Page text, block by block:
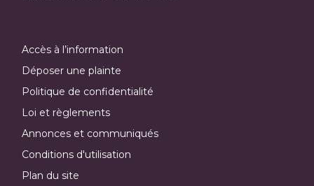
Accès à l’information
Déposer une plainte
Politique de confidentialité
Loi et règlements
Annonces et communiqués
Conditions d'utilisation
Plan du site